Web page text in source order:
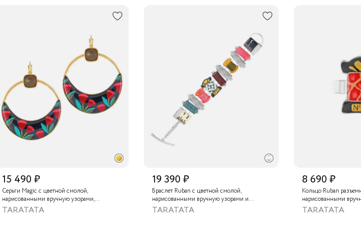
15 490 ₽
Серьги Magic с цветной смолой,
нарисованными вручную узорами,
лабрадоритом и металлизированной
крааской
TARATATA
19 390 ₽
Браслет Ruban с цветной смолой,
нарисованными вручную узорами и
золотой краской
TARATATA
8 690 ₽
Кольцо Ruban
нарисованными
золотой краской
TARATATA